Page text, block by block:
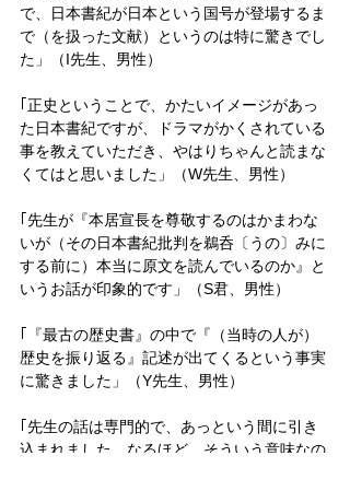
で、日本書紀が日本という国号が登場するま
で（を扱った文献）というのは特に驚きでし
た」（I先生、男性）
｢正史ということで、かたいイメージがあっ
た日本書紀ですが、ドラマがかくされている
事を教えていただき、やはりちゃんと読まな
くてはと思いました」（W先生、男性）
｢先生が『本居宣長を尊敬するのはかまわな
いが（その日本書紀批判を鵜呑〔うの〕みに
する前に）本当に原文を読んでいるのか』と
いうお話が印象的です」（S君、男性）
｢『最古の歴史書』の中で『（当時の人が）
歴史を振り返る』記述が出てくるという事実
に驚きました」（Y先生、男性）
｢先生の話は専門的で、あっという間に引き
込まれました。なるほど、そういう意味なの